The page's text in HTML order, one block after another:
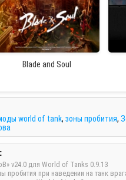
Blade and Soul
world of tank, зоны пробития,
v24.0 для World of Tanks 0.9.13
пробития при наведении на танк